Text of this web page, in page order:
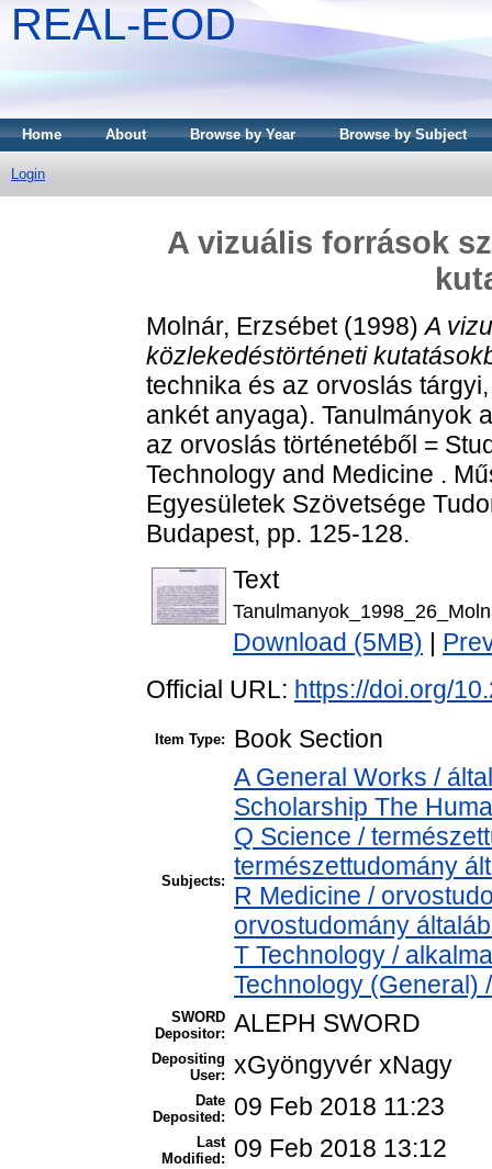
REAL-EOD
Home About Browse by Year Browse by Subject
Login
A vizuális források
Molnár, Erzsébet(1998)A
közlekedéstörténeti
technika és az orvoslás
ankét anyaga). Tanulmányok
az orvoslás történetéből =
Technology and Medicine .
Egyesületek Szövetsége
Budapest, pp. 125-128.
Text
Download (5MB)
Official URL: https://doi.org/
Item Type: Book Section
Subjects:
A General Works /
Scholarship The
Q Science /
természettudomány
R Medicine /
orvostudomány
T Technology /
Technology (General)
SWORD
Depositor: ALEPH SWORD
Depositing
User: xGyöngyvér xNagy
Date
Deposited:
09 Feb 2018 11:23
Last
Modified:
09 Feb 2018 13:12